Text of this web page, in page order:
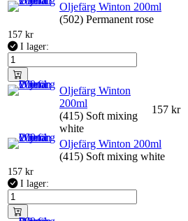
Oljefärg Winton 200ml
(502) Permanent rose
157 kr
I lager:
Oljefärg Winton
200ml
(415) Soft mixing
white
157 kr
Oljefärg Winton 200ml
(415) Soft mixing white
157 kr
I lager: